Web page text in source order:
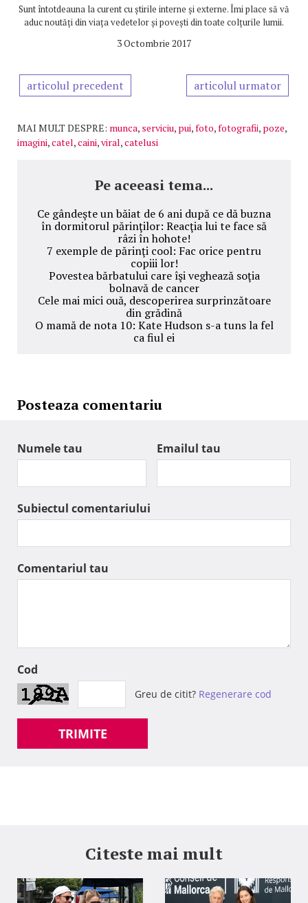
Sunt întotdeauna la curent cu știrile interne și externe. Îmi place să vă
aduc noutăți din viața vedetelor și povești din toate colțurile lumii.
3 Octombrie 2017
articolul precedent articolul urmator
MAI MULT DESPRE: munca, serviciu, pui,foto,fotografii, poze,
imagini,catel,caini,viral,catelusi
Pe aceeasi tema...
Ce gândeşte un băiat de 6 ani după ce dă buzna
în dormitorul părinţilor: Reacţia lui te face să
râzi în hohote!
7 exemple de părinţi cool: Fac orice pentru
copiii lor!
Povestea bărbatului care îşi veghează soţia
bolnavă de cancer
Cele mai mici ouă, descoperirea surprinzătoare
din grădină
O mamă de nota 10: Kate Hudson s-a tuns la fel
ca fiul ei
Posteaza comentariu
Numele tau Emailul tau
Subiectul comentariului
Comentariul tau
Cod
Greu de citit? Regenerare cod
TRIMITE
Citeste mai mult